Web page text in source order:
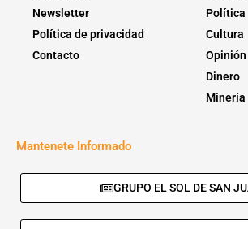
Newsletter
Política de privacidad
Contacto
Política
Cultura
Opinión
Dinero
Minería
Mantenete Informado
GRUPO EL SOL DE SAN